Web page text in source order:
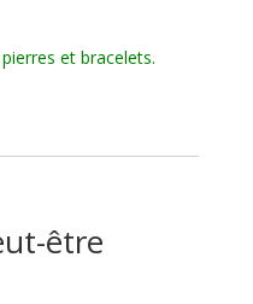
et bracelets.
être